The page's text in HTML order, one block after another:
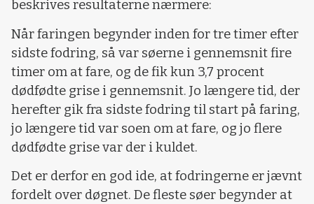
beskrives resultaterne nærmere:
Når faringen begynder inden for tre timer efter
sidste fodring, så var søerne i gennemsnit fire
timer om at fare, og de fik kun 3,7 procent
dødfødte grise i gennemsnit. Jo længere tid, der
herefter gik fra sidste fodring til start på faring,
jo længere tid var soen om at fare, og jo flere
dødfødte grise var der i kuldet.
Det er derfor en god ide, at fodringerne er jævnt
fordelt over døgnet. De fleste søer begynder at